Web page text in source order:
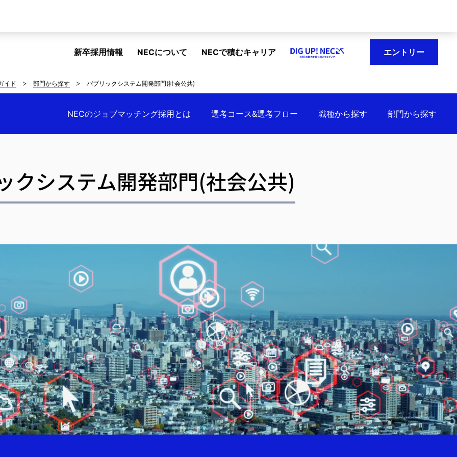
新卒採用情報 NECについて NECで積むキャリア エントリー
イド 部門から探す パブリックシステム開発部門(社会公共)
NECのジョブマッチング採用とは 選考コース&選考フロー 職種から探す 部門から探す
クシステム開発部門(社会公共)